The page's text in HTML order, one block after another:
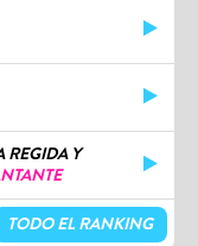
REGIDA Y
TODO EL RANKING